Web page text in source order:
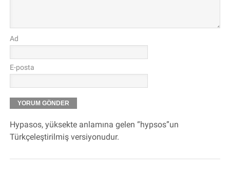
Ad
E-posta
Hypasos, yüksekte anlamına gelen “hypsos”un
Türkçeleştirilmiş versiyonudur.